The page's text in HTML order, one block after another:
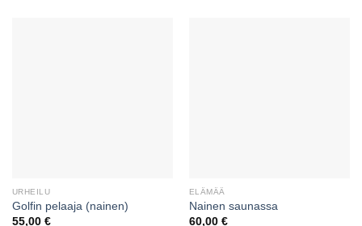
URHEILU
Golfin pelaaja (nainen)
55,00 €
ELÄMÄÄ
Nainen saunassa
60,00 €